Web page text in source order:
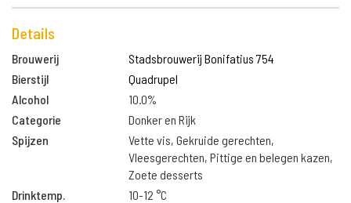
Details
Brouwerij
Stadsbrouwerij Bonifatius 754
Bierstijl
Quadrupel
Alcohol
10.0%
Categorie
Donker en Rijk
Spijzen
Vette vis, Gekruide gerechten,
Vleesgerechten, Pittige en belegen kazen,
Zoete desserts
Drinktemp.
10-12 °C